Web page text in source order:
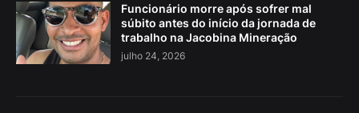
Funcionário morre após sofrer mal
súbito antes do início da jornada de
trabalho na Jacobina Mineração
julho 24, 2026